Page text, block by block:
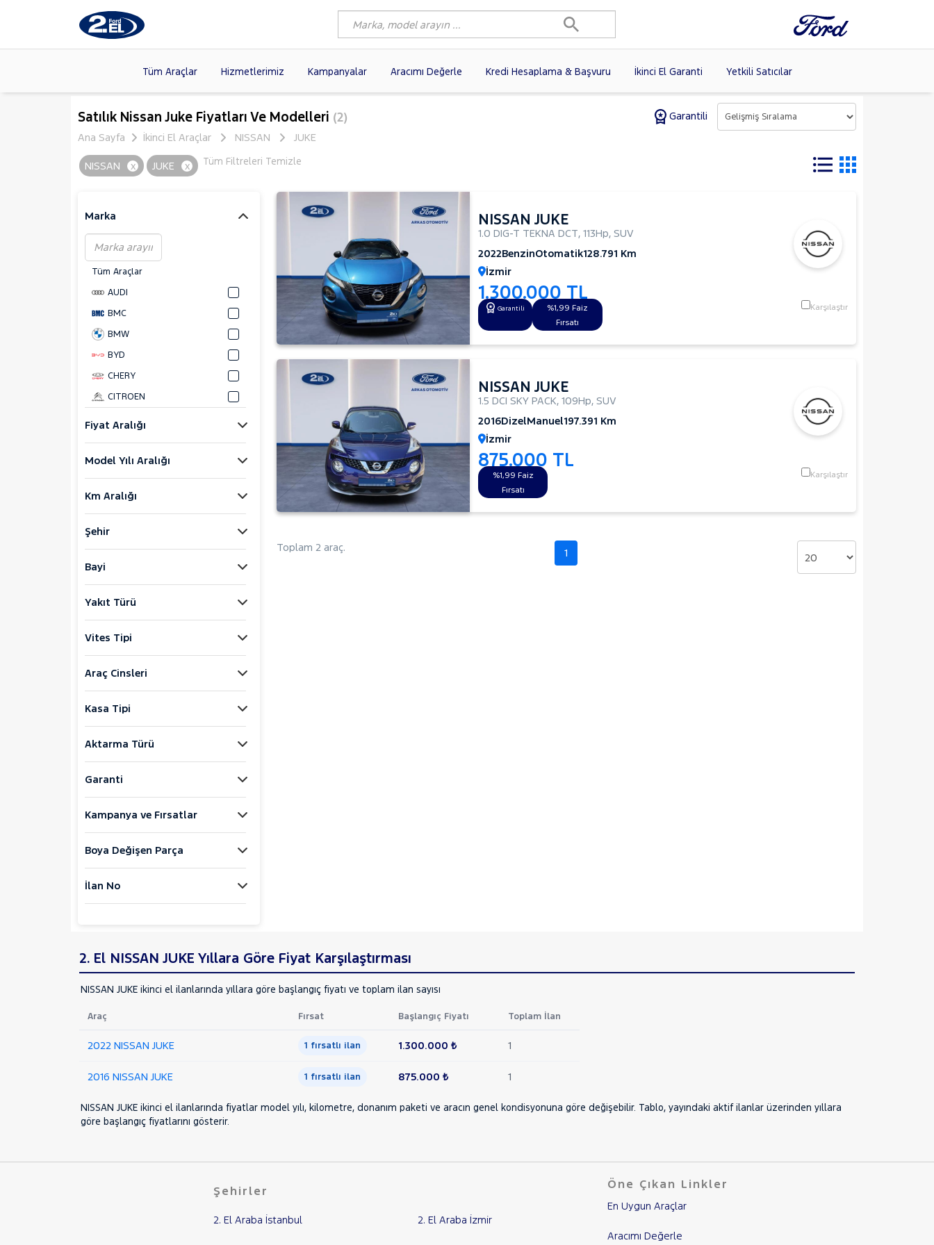
Tüm Araçlar Hizmetlerimiz Kampanyalar Aracımı Değerle Kredi Hesaplama & Başvuru İkinci El Garanti Yetkili Satıcılar
Markalar >
Modeller >
Kasalar
FORD(891)
VOLKSWAGEN
HYUNDAI
SKODA
Satılık Nissan Juke Fiyatları Ve Modelleri (2)
Garantili
Ana Sayfa
İkinci El Araçlar NISSAN JUKE
Tüm Filtreleri Temizle
NISSAN x JUKE x
Marka
Tüm Araçlar
AUDI
BMC
BMW
BYD
CHERY
CITROEN
DAIHATSU
FIAT
FORD
ISUZU
Iveco
KIA
LANCIA
MAN
MERCEDES-BENZ
MINI
NISSAN
JUKE
1.0 DIG-T TEKNA DCT
1.5 DCI SKY PACK
QASHQAI
PEUGEOT
SSANGYONG
TESLA
TOGG
TOYOTA
VOLKSWAGEN
Fiyat Aralığı
Model Yılı Aralığı
Km Aralığı
Şehir
Bayi
Yakıt Türü
Vites Tipi
Araç Cinsleri
Kasa Tipi
Aktarma Türü
Garanti
Kampanya ve Fırsatlar
Boya Değişen Parça
İlan No
NISSAN JUKE
1.0 DIG-T TEKNA DCT, 113Hp, SUV
2022BenzinOtomatik128.791 Km
İzmir
1.300.000 TL
Garantili
%1,99 Faiz
Fırsatı
Karşılaştır
NISSAN JUKE
1.5 DCI SKY PACK, 109Hp, SUV
2016DizelManuel197.391 Km
İzmir
875.000 TL
%1,99 Faiz
Fırsatı
Karşılaştır
Toplam 2 araç. 1
2. El NISSAN JUKE Yıllara Göre Fiyat Karşılaştırması
NISSAN JUKE ikinci el ilanlarında yıllara göre başlangıç fiyatı ve toplam ilan sayısı
Araç Fırsat Başlangıç Fiyatı Toplam İlan
2022 NISSAN JUKE 1 fırsatlı ilan 1.300.000 ₺ 1
2016 NISSAN JUKE 1 fırsatlı ilan 875.000 ₺ 1
NISSAN JUKE ikinci el ilanlarında fiyatlar model yılı, kilometre, donanım paketi ve aracın genel kondisyonuna göre değişebilir. Tablo, yayındaki aktif ilanlar üzerinden yıllara
göre başlangıç fiyatlarını gösterir.
Şehirler
2. El Araba İstanbul 2. El Araba İzmir
Öne Çıkan Linkler
En Uygun Araçlar
Aracımı Değerle